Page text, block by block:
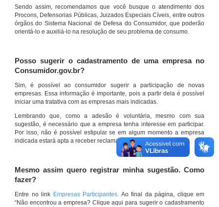
Sendo assim, recomendamos que você busque o atendimento dos
Procons, Defensorias Públicas, Juizados Especiais Cíveis, entre outros
órgãos do Sistema Nacional de Defesa do Consumidor, que poderão
orientá-lo e auxiliá-lo na resolução de seu problema de consumo.
Posso sugerir o cadastramento de uma empresa no
Consumidor.gov.br?
Sim, é possível ao consumidor sugerir a participação de novas
empresas. Essa informação é importante, pois a partir dela é possível
iniciar uma tratativa com as empresas mais indicadas.
Lembrando que, como a adesão é voluntária, mesmo com sua
sugestão, é necessário que a empresa tenha interesse em participar.
Por isso, não é possível estipular se em algum momento a empresa
indicada estará apta a receber reclamações por meio do site.
Mesmo assim quero registrar minha sugestão. Como
fazer?
Entre no link Empresas Participantes. Ao final da página, clique em
“Não encontrou a empresa? Clique aqui para sugerir o cadastramento